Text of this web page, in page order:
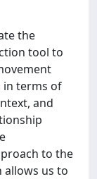
the
tool to
in terms of
and
to the
allows us to